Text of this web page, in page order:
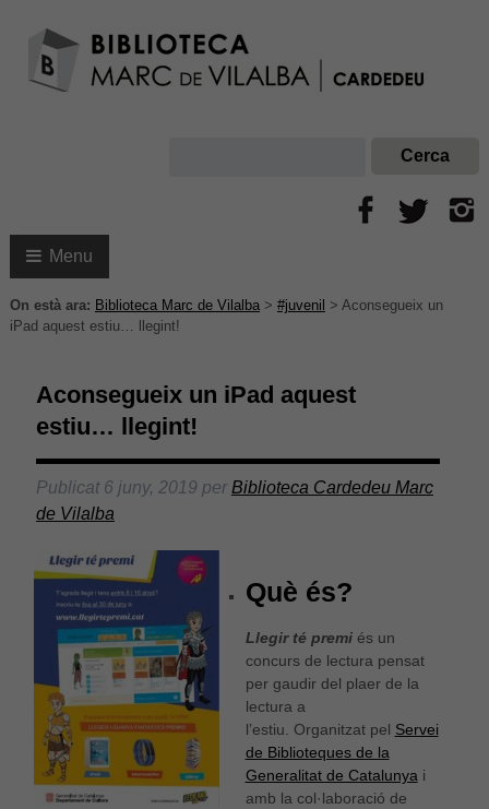
Menu
On està ara: Biblioteca Marc de Vilalba> #juvenil > Aconsegueix un
iPad aquest estiu… llegint!
Aconsegueix un iPad aquest
estiu… llegint!
Publicat 6 juny, 2019 perBiblioteca Cardedeu Marc
de Vilalba
Què és?
Llegir té premiés un
concurs de lectura pensat
per gaudir del plaer de la
lectura a
l’estiu. Organitzat pel Servei
de Biblioteques de la
Generalitat de Catalunyai
amb la col·laboració de